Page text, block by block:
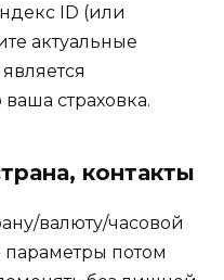
ID (или
актуальные
страховка.
контакты
валюту/часовой
параметры потом